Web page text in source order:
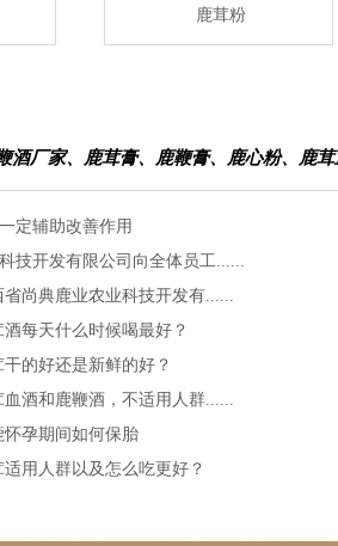
鹿茸粉
酒厂家、鹿茸膏、鹿鞭膏、鹿心粉、鹿
定辅助改善作用
技开发有限公司向全体员工......
尚典鹿业农业科技开发有......
每天什么时候喝最好？
的好还是新鲜的好？
酒和鹿鞭酒，不适用人群......
孕期间如何保胎
用人群以及怎么吃更好？